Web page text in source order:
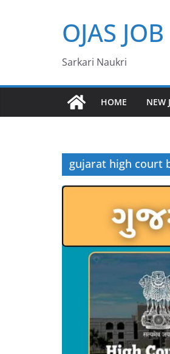
OJAS JOB
Sarkari Naukri
HOME NEW
gujarat high court